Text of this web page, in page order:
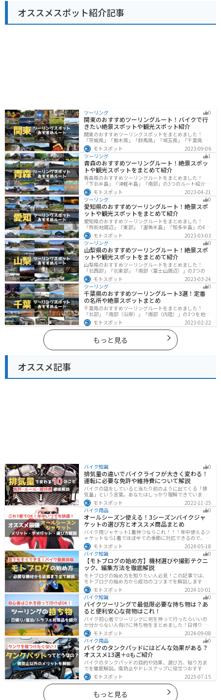
オススメスポット紹介記事
ツーリング 0
関東のおすすめツーリングルート！バイクで行
きたい絶景スポットや観光スポット紹介
関東のおすすめツーリングスポットをまとめました！
「茨城県」「栃木県」「群馬県」「埼玉県」「千葉県」
「東京都」「神奈川県」の各県の観光地紹介します。自
然豊かな山々や湖、温泉地が点在し、四季折々の景色を
楽しめるスポットが多数あります。バイクで関東にツー
リングに行く際は参考にしてください。
モトスポット
2023-09-06
ツーリング
1
青森のおすすめツーリングルート！絶景スポッ
トや観光スポットをまとめて紹介
青森県のおすすめツーリングルートをまとめました！
「下北半島」「津軽半島」「南部」の3つのルート紹介し
ます。自然に恵まれた風光明媚な景色や歴史文化に触れ
られる観光スポットが多くあります。バイクで青森県に
ツーリングに行く際は参考にしてください。
モトスポット
2023-04-21
ツーリング
0
愛知県のおすすめツーリングルート！絶景スポ
ットや観光スポットをまとめて紹介
愛知県のおすすめツーリングルートをまとめました！
「市街地周辺」「東部」「渥美半島」「知多半島」の4つ
のルート紹介します。名古屋周辺の栄えたスポットから
山、海、美術館なども多数あり、自然・歴史・文化を満
喫するツーリングができます。バイクで愛知県にツーリ
ングに行く際は参考にしてください。
モトスポット
2023-03-03
ツーリング
0
山梨県のおすすめツーリングルート！絶景スポ
ットや観光スポットをまとめて紹介
山梨県のおすすめツーリングルートをまとめました！
「北西部」「北東部」「南部（富士山周辺）」の3つのル
ート紹介します。富士山を中心に自然豊かな景色や食事
を楽しめるスポットが多数あります。バイクで山梨県に
ツーリングに行く際は参考にしてください。
モトスポット
2023-03-24
ツーリング
0
千葉県のおすすめツーリングルート3選！定番
の名所や絶景スポットまとめ
千葉県のおすすめツーリングルートをまとめました！
「北部」「南部（沿岸）」「南部（内陸）」の3つを地域
別で紹介します！千葉は首都圏からのアクセスも良く、
海と山どちらも堪能できるのでツーリングには最適な場
所です。
モトスポット 2023-02-22
もっと見る
オススメ記事
バイク知識 0
排気量の違いでバイクライフが大きく変わる！
運転に必要な免許や維持費について解説
バイクの話をしていると当たり前のように出てくる「排
気量」という言葉。あなたはしっかり理解できています
か？ バイクはクルマと違い、排気量によって必要な免
許・走れる道路の区分・車検の有無などが細かく変わっ
てきます。これらはバイクライフに大きく関わるもので
すので、正しく理解しておきましょう。
モトスポット
2022-11-25
バイク用品
0
オールシーズン使える！3シーズンバイクジャ
ケットの選び方とオススメ商品まとめ
バイク用ジャケット1着持つならこれ！！！年中使えるジ
ャケットなら1着でほぼ全ての季節に対応できるので、出
費も抑えられます。真夏や真冬など極端な季節に乗る場
合は専用ジャケットがあるとより快適になるのでツーリ
ングスタイルに合わせて検討してください。
モトスポット
2024-05-18
バイク知識
0
【モトブログの始め方】機材選びや撮影テクニ
ック、編集方法を徹底解説
モトブログの始め方を知りたい人必見！この記事では、
モトブログの始め方から成功のコツまでを解説します。
実は、モトブログを始めるには機材をそろえる必要があ
ります。記事を読めば、モトブログを成功させるための
コツを知ることが可能です。
モトスポット
2024-10-01
バイク知識
0
バイクツーリングで最低限必要な持ち物は？あ
ると便利安心な荷物はこれ！
バイク初心者でツーリングに何を持って行ったらいいの
か分からない人向けに持ち物をまとめました！日帰りや1
泊以上の日数別、トラブル対策やメンテ用品、出先であ
ると便利なアイテムまで全て解説しています。アレを忘
れた！持ってきたけど使わなかったなど出先で困らない
よう自分に必要な荷物を把握しておきましょう。
モトスポット
2024-09-08
バイク用品
0
バイクのタンクパッドにはどんな効果がある？
オススメ13選＋αもご紹介
バイクのタンクパッドの目的や効果、選び方、貼り方ま
でを徹底解説。傷防止やドレスアップに役立つおすすめ
アイテムも紹介。初心者にも分かりやすい内容で、タン
クパッド選びに迷っている方に最適な情報をお届けしま
す。
モトスポット 2025-07-15
もっと見る